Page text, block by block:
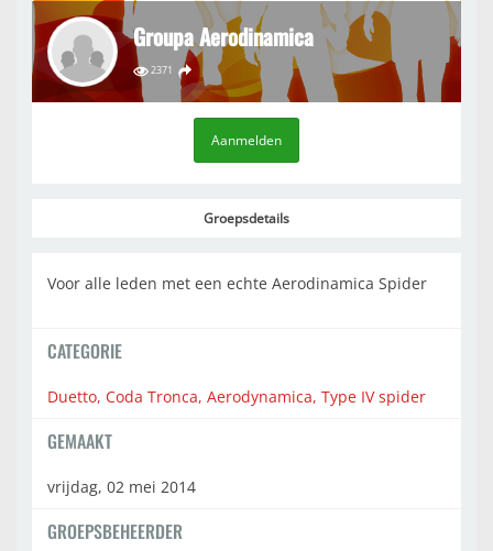
Groupa Aerodinamica
2371
Aanmelden
Groepsdetails
Voor alle leden met een echte Aerodinamica Spider
CATEGORIE
Duetto, Coda Tronca, Aerodynamica, Type IV spider
GEMAAKT
vrijdag, 02 mei 2014
GROEPSBEHEERDER